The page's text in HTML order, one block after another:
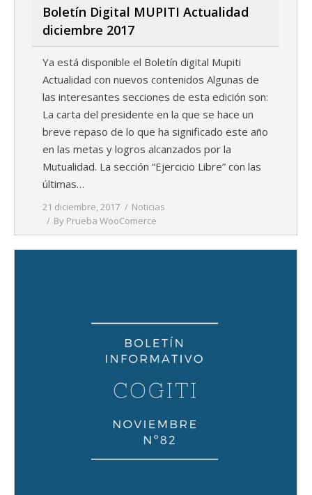
Boletín Digital MUPITI Actualidad
diciembre 2017
Ya está disponible el Boletín digital Mupiti
Actualidad con nuevos contenidos Algunas de
las interesantes secciones de esta edición son:
La carta del presidente en la que se hace un
breve repaso de lo que ha significado este año
en las metas y logros alcanzados por la
Mutualidad. La sección “Ejercicio Libre” con las
últimas…
21 diciembre, 2017
Noticias
By Prueba WooComerce